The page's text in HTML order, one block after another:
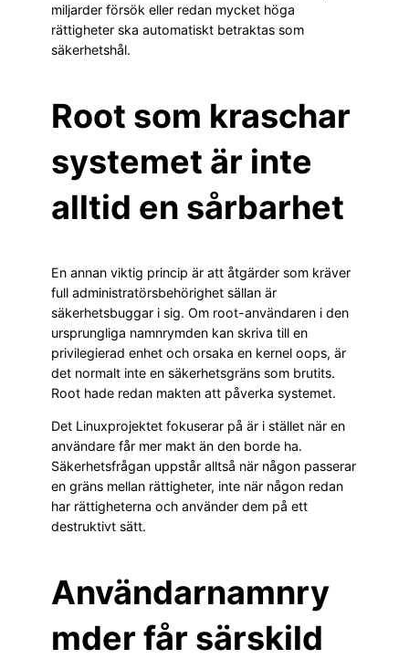
miljarder försök eller redan mycket höga
rättigheter ska automatiskt betraktas som
säkerhetshål.
Root som kraschar
systemet är inte
alltid en sårbarhet
En annan viktig princip är att åtgärder som kräver
full administratörsbehörighet sällan är
säkerhetsbuggar i sig. Om root-användaren i den
ursprungliga namnrymden kan skriva till en
privilegierad enhet och orsaka en kernel oops, är
det normalt inte en säkerhetsgräns som brutits.
Root hade redan makten att påverka systemet.
Det Linuxprojektet fokuserar på är i stället när en
användare får mer makt än den borde ha.
Säkerhetsfrågan uppstår alltså när någon passerar
en gräns mellan rättigheter, inte när någon redan
har rättigheterna och använder dem på ett
destruktivt sätt.
Användarnamnry
mder får särskild